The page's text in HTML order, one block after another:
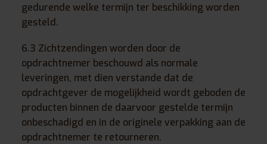
gedurende welke termijn ter beschikking worden
gesteld.
6.3 Zichtzendingen worden door de
opdrachtnemer beschouwd als normale
leveringen, met dien verstande dat de
opdrachtgever de mogelijkheid wordt geboden de
producten binnen de daarvoor gestelde termijn
onbeschadigd en in de originele verpakking aan de
opdrachtnemer te retourneren.